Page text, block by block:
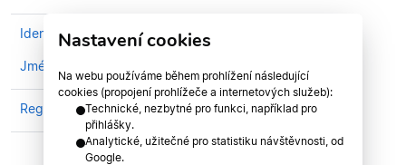
Identifikační číslo (IDT)
Jméno
Registrován v divizi Ústecká divize
Nastavení cookies
Na webu používáme během prohlížení následující
cookies (propojení prohlížeče a internetových služeb):
Technické, nezbytné pro funkci, například pro
přihlášky.
Analytické, užitečné pro statistiku návštěvnosti, od
Google.